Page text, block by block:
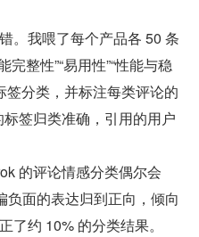
。我喂了每个产品各 50 条
整性”“易用性”“性能与稳
签分类，并标注每类评论的
签归类准确，引用的用户
的评论情感分类偶尔会
负面的表达归到正向，倾向
了约 10% 的分类结果。